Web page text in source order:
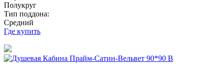
Полукруг
Тип поддона:
Средний
Где купить